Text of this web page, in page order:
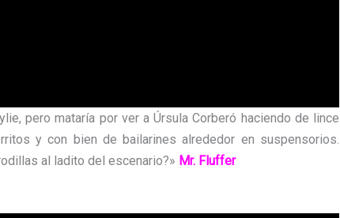
pero mataría por ver a Úrsula Corberó haciendo de lince
y con bien de bailarines alrededor en suspensorios.
al ladito del escenario?» Mr. Fluffer